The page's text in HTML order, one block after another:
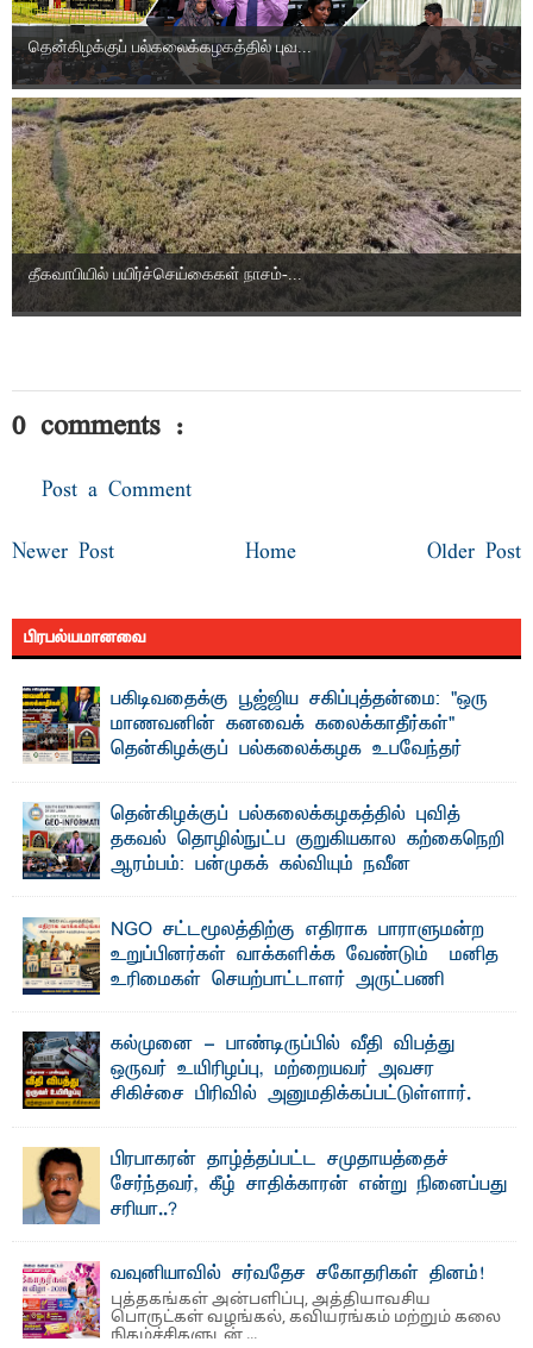
தென்கிழக்குப் பல்கலைக்கழகத்தில் புவ...
தீகவாபியில் பயிர்ச்செய்கைகள் நாசம்-...
0 comments :
Post a Comment
Newer Post Older Post
Home
பிரபல்யமானவை
பகிடிவதைக்கு பூஜ்ஜிய சகிப்புத்தன்மை: "ஒரு
மாணவனின் கனவைக் கலைக்காதீர்கள்" –
தென்கிழக்குப் பல்கலைக்கழக உபவேந்தர்
"ஒ ரு மாணவனின் அல்லது மாணவியின் கனவு என்னால்
கலைக்கப்படாது" என்ற உறுதியை ஒவ்வொரு மாணவரும் ...
தென்கிழக்குப் பல்கலைக்கழகத்தில் புவித்
தகவல் தொழில்நுட்ப குறுகியகால கற்கைநெறி
ஆரம்பம்: பன்முகக் கல்வியும் நவீன
தொழில்நுட்பமும் காலத்தின் தேவை – பீடாதிபதி
பேராசிரியர் எம். எம். பாஸில்
தெ ன்கிழக்குப் பல்கலைக்கழகத்தின் கலை மற்றும் கலாசார
பீடத்தின் புவியியல் துறையினால் ...
NGO சட்டமூலத்திற்கு எதிராக பாராளுமன்ற
உறுப்பினர்கள் வாக்களிக்க வேண்டும் – மனித
உரிமைகள் செயற்பாட்டாளர் அருட்பணி
ஜே. எப். காமிலா பேகம்- இ லங்கை அரசாங்கம் அரசுசாரா
அமைப்புகள் (NGO) தொடர்பான புதிய சட்டமூலத்தை ...
கல்முனை - பாண்டிருப்பில் வீதி விபத்து
ஒருவர் உயிரிழப்பு, மற்றையவர் அவசர
சிகிச்சை பிரிவில் அனுமதிக்கப்பட்டுள்ளார்.
பாண்டிருப்பு ...பிரபாகரன் தாழ்த்தப்பட்ட சமுதாயத்தைச்
சேர்ந்தவர், கீழ் சாதிக்காரன் என்று நினைப்பது
சரியா..?
வவுனியாவில் சர்வதேச சகோதரிகள் தினம்!
புத்தகங்கள் அன்பளிப்பு, அத்தியாவசிய
பொருட்கள் வழங்கல், கவியரங்கம் மற்றும் கலை
நிகழ்ச்சிகளுடன் ...